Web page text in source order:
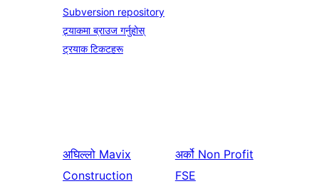
Subversion repository
ट्र्याकमा ब्राउज गर्नुहोस्
ट्रयाक टिकटहरू
अघिल्लो Mavix
Construction
अर्को Non Profit
FSE